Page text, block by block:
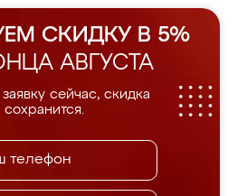
СКИДКУ В 5%
АВГУСТА
сейчас, скидка
сохранится.